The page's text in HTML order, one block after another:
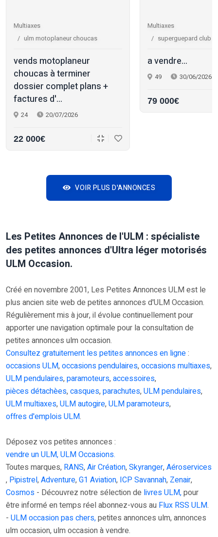
Multiaxes
ulm motoplaneur choucas
vends motoplaneur
choucas à terminer
dossier complet plans +
factures d'...
24 20/07/2026
22 000€
Multiaxes
superguepard club
a vendre...
49 30/06/2026
79 000€
VOIR PLUS D'ANNONCES
Les Petites Annonces de l'ULM : spécialiste
des petites annonces d'Ultra léger motorisés
ULM Occasion.
Créé en novembre 2001, Les Petites Annonces ULM est le
plus ancien site web de petites annonces d'ULM Occasion.
Régulièrement mis à jour, il évolue continuellement pour
apporter une navigation optimale pour la consultation de
petites annonces ulm occasion.
Consultez gratuitement les petites annonces en ligne:
occasions ULM,occasions pendulaires,occasions multiaxes,
ULM pendulaires,paramoteurs,accessoires,
pièces détachèes,casques,parachutes,ULM pendulaires,
ULM multiaxes,ULM autogire,ULM paramoteurs,
offres d'emplois ULM.
Déposez vos petites annonces :
vendre un ULM, ULM Occasions.
Toutes marques, RANS,Air Création,Skyranger,Aéroservices
, Pipistrel,Adventure,G1 Aviation, ICP Savannah, Zenair,
Cosmos - Découvrez notre sélection de livres ULM,pour
être informé en temps réel abonnez-vous au Flux RSS ULM.
- ULM occasion pas chers,petites annonces ulm, annonces
ulm occasion, ulm occasion à vendre.